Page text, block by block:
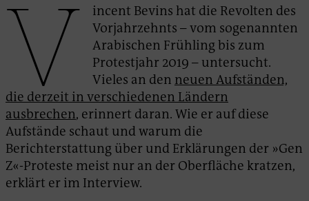
V
incent Bevins hat die Revolten des
Vorjahrzehnts – vom sogenannten
Arabischen Frühling bis zum
Protestjahr 2019 – untersucht.
Vieles an den neuen Aufständen,
die derzeit in verschiedenen Ländern
ausbrechen, erinnert daran. Wie er auf diese
Aufstände schaut und warum die
Berichterstattung über und Erklärungen der »Gen
Z«-Proteste meist nur an der Oberfläche kratzen,
erklärt er im Interview.